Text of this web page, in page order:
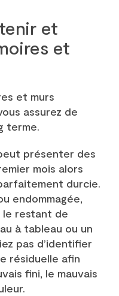
et
et
et murs
assurez de
terme.
présenter des
mois alors
durcie.
endommagée,
le restant de
à tableau ou un
pas d’identifier
résiduelle afin
fini, le mauvais